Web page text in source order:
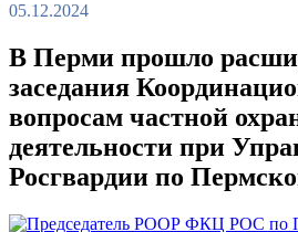
05.12.2024
В Перми прошло
заседания
вопросам частной
деятельности при
Росгвардии по